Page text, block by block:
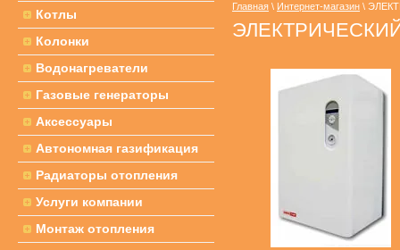
Котлы
Колонки
Водонагреватели
Газовые генераторы
Аксессуары
Автономная газификация
Радиаторы отопления
Услуги компании
Монтаж отопления
Главная \ Интернет-магазин \
ЭЛЕКТРИЧЕСКИЙ